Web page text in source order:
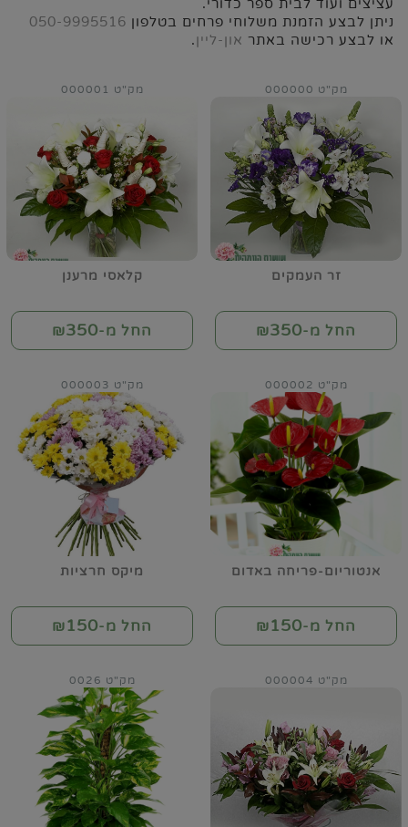
עציצים ועוד לבית ספר כדורי.
ניתן לבצע הזמנת משלוחי פרחים בטלפון 050-9995516
או לבצע רכישה באתר און-ליין.
זר העמקים
מק"ט 000000
החל מ-₪350
קלאסי מרענן
מק"ט 000001
החל מ-₪350
אנטוריום-פריחה באדום
מק"ט 000002
החל מ-₪150
מיקס חרציות
מק"ט 000003
החל מ-₪150
מק"ט 000004 מק"ט 0026